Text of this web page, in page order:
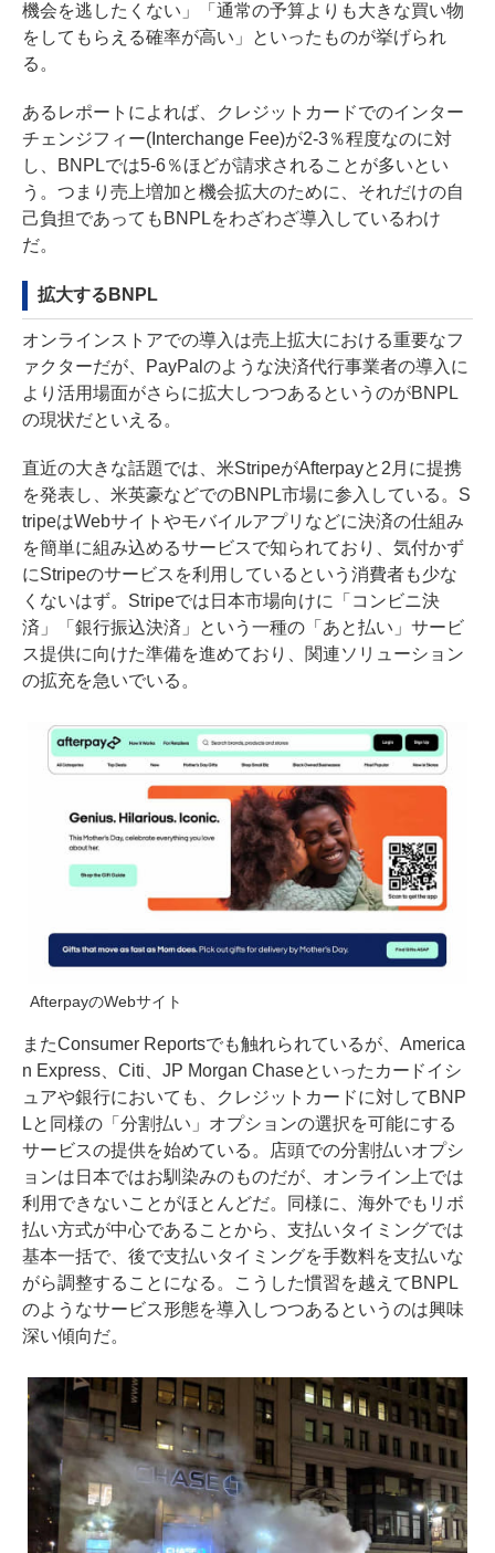
機会を逃したくない」「通常の予算よりも大きな買い物
をしてもらえる確率が高い」といったものが挙げられ
る。
あるレポート によれば、クレジットカードでのインター
チェンジフィー(Interchange Fee)が2-3％程度なのに対
し、BNPLでは5-6％ほどが請求されることが多いとい
う。つまり売上増加と機会拡大のために、それだけの自
己負担であってもBNPLをわざわざ導入しているわけ
だ。
拡大するBNPL
オンラインストアでの導入は売上拡大における重要なフ
ァクターだが、PayPalのような決済代行事業者の導入に
より活用場面がさらに拡大しつつあるというのがBNPL
の現状だといえる。
直近の大きな話題では、米StripeがAfterpayと2月に提携
を発表し、米英豪などでのBNPL市場に参入している。S
tripeはWebサイトやモバイルアプリなどに決済の仕組み
を簡単に組み込めるサービスで知られており、気付かず
にStripeのサービスを利用しているという消費者も少な
くないはず。Stripeでは日本市場向けに「コンビニ決
済」「銀行振込決済」という一種の「あと払い」サービ
ス提供に向けた準備を進めており、関連ソリューション
の拡充を急いでいる。
AfterpayのWebサイト
またConsumer Reportsでも触れられているが、America
n Express、Citi、JP Morgan Chaseといったカードイシ
ュアや銀行においても、クレジットカードに対してBNP
Lと同様の「分割払い」オプションの選択を可能にする
サービスの提供を始めている。店頭での分割払いオプシ
ョンは日本ではお馴染みのものだが、オンライン上では
利用できないことがほとんどだ。同様に、海外でもリボ
払い方式が中心であることから、支払いタイミングでは
基本一括で、後で支払いタイミングを手数料を支払いな
がら調整することになる。こうした慣習を越えてBNPL
のようなサービス形態を導入しつつあるというのは興味
深い傾向だ。